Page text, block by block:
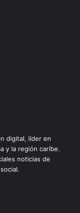
digital, líder en
y la región caríbe.
noticias de